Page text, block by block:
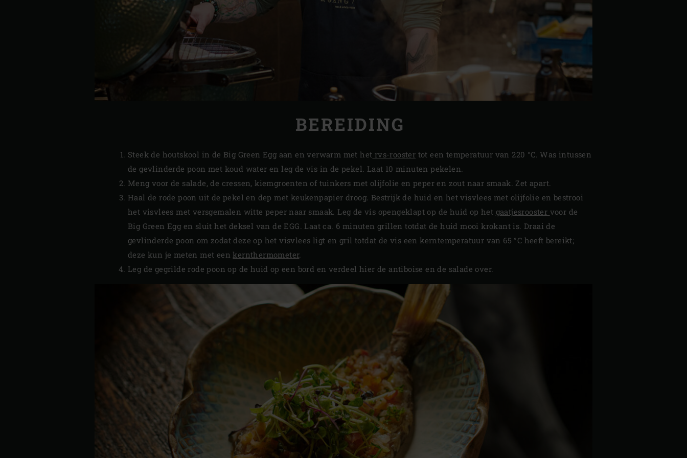
BEREIDING
Steek de houtskool in de Big Green Egg aan en verwarm met het rvs-rooster tot een temperatuur van 220 °C. Was intussen
de gevlinderde poon met koud water en leg de vis in de pekel. Laat 10 minuten pekelen.
Meng voor de salade, de cressen, kiemgroenten of tuinkers met olijfolie en peper en zout naar smaak. Zet apart.
Haal de rode poon uit de pekel en dep met keukenpapier droog. Bestrijk de huid en het visvlees met olijfolie en bestrooi
het visvlees met versgemalen witte peper naar smaak. Leg de vis opengeklapt op de huid op het gaatjesrooster voor de
Big Green Egg en sluit het deksel van de EGG. Laat ca. 6 minuten grillen totdat de huid mooi krokant is. Draai de
gevlinderde poon om zodat deze op het visvlees ligt en gril totdat de vis een kerntemperatuur van 65 °C heeft bereikt;
deze kun je meten met eenkernthermometer.
Leg de gegrilde rode poon op de huid op een bord en verdeel hier de antiboise en de salade over.